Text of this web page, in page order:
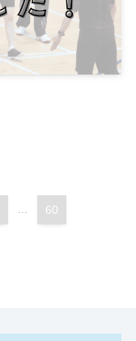
... 60